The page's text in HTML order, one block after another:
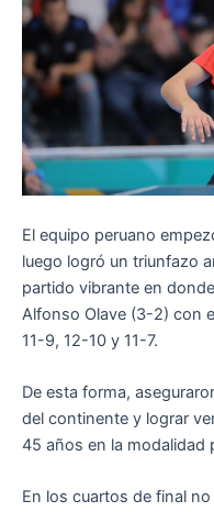
El equipo peruano
luego logró un triunfazo
partido vibrante en
Alfonso Olave (3-2) con
11-9, 12-10 y 11-7.
De esta forma,
del continente y lograr
45 años en la modalidad
En los cuartos de final